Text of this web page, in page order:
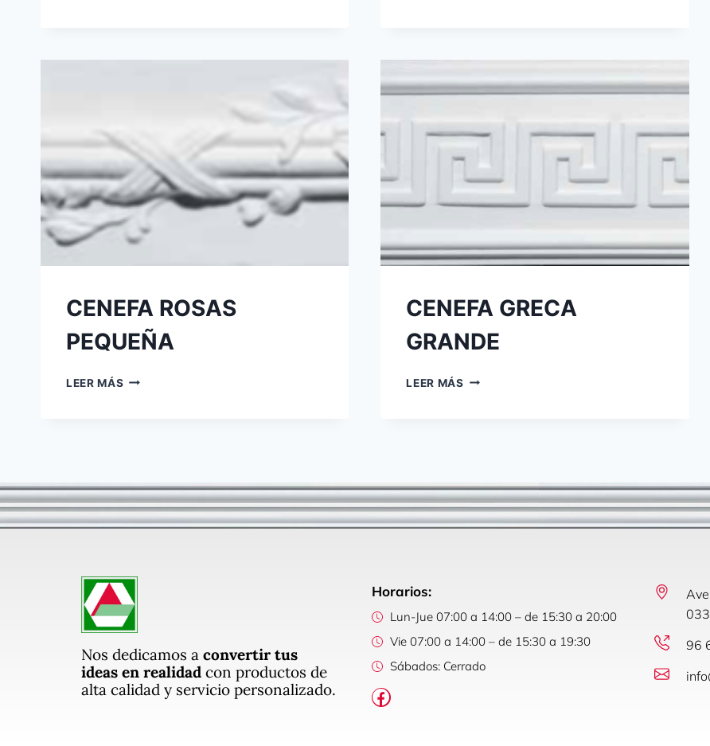
CENEFA ROSAS
PEQUEÑA
LEER MÁS
CENEFA GRECA
GRANDE
LEER MÁS
Nos dedicamos a convertir tus
ideas en realidad con productos de
alta calidad y servicio personalizado.
Horarios:
Lun-Jue 07:00 a 14:00 – de 15:30 a 20:00
Vie 07:00 a 14:00 – de 15:30 a 19:30
Sábados: Cerrado
96